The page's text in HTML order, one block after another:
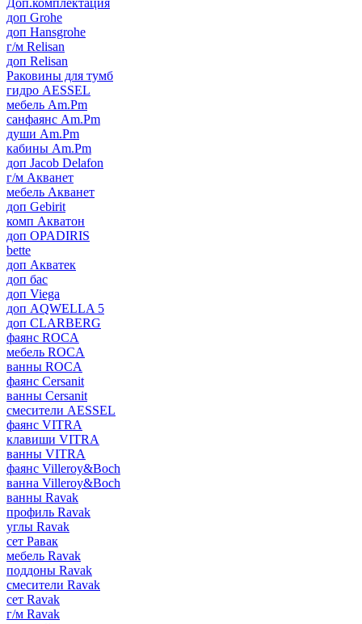
Доп.комплектация
доп Grohe
доп Hansgrohe
г/м Relisan
доп Relisan
Раковины для тумб
гидро AESSEL
мебель Am.Pm
санфаянс Am.Pm
души Am.Pm
кабины Am.Pm
доп Jacob Delafon
г/м Акванет
мебель Акванет
доп Gebirit
комп Акватон
доп OPADIRIS
bette
доп Акватек
доп бас
доп Viega
доп AQWELLA 5
доп CLARBERG
фаянс ROCA
мебель ROCA
ванны ROCA
фаянс Cersanit
ванны Cersanit
смесители AESSEL
фаянс VITRA
клавиши VITRA
ванны VITRA
фаянс Villeroy&Boch
ванна Villeroy&Boch
ванны Ravak
профиль Ravak
углы Ravak
сет Равак
мебель Ravak
поддоны Ravak
смесители Ravak
сет Ravak
г/м Ravak